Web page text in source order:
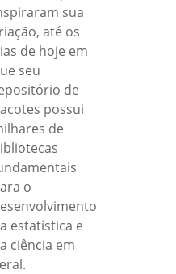
sua
até os
de hoje em
seu
de
possui
de
o
estatística e
ciência em